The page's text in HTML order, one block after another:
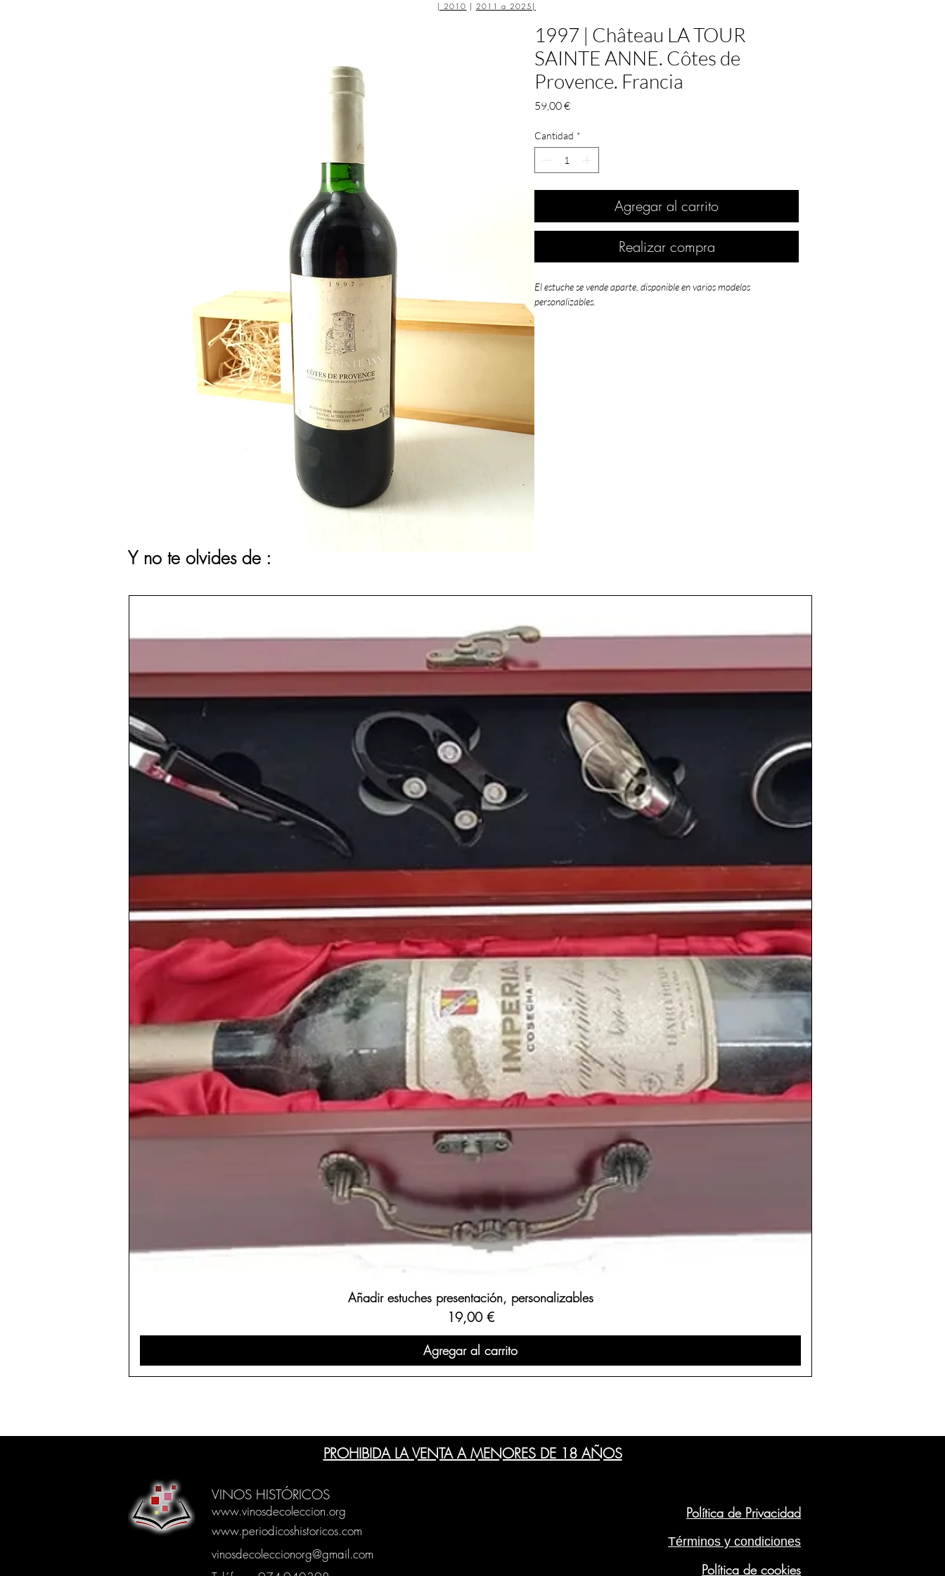
| 2010 | 2011 a 2025 |
1997 | Château LA TOUR
SAINTE ANNE. Côtes de
Provence. Francia
59,00 €Precio
Cantidad *
Agregar al carrito
Realizar compra
El estuche se vende aparte, disponible en varios modelos
personalizables.
europea.
Y no te olvides de :
Añadir estuches presentación, personalizables
Precio
19,00 €
Agregar al carrito
PROHIBIDA LA VENTA A MENORES DE 18 AÑOS
VINOS HISTÓRICOS
www.vinosdecoleccion.org
www.periodicoshistoricos.com
vinosdecoleccionorg@gmail.com
Política de Privacidad
Términos y condiciones
Política de cookies